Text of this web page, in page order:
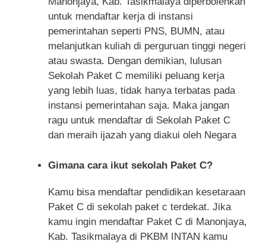
untuk mendaftar kerja di instansi
pemerintahan seperti PNS, BUMN, atau
melanjutkan kuliah di perguruan tinggi negeri
atau swasta. Dengan demikian, lulusan
Sekolah Paket C memiliki peluang kerja
yang lebih luas, tidak hanya terbatas pada
instansi pemerintahan saja. Maka jangan
ragu untuk mendaftar di Sekolah Paket C
dan meraih ijazah yang diakui oleh Negara
Gimana cara ikut sekolah Paket C?
Kamu bisa mendaftar pendidikan kesetaraan
Paket C di sekolah paket c terdekat. Jika
kamu ingin mendaftar Paket C di Manonjaya,
Kab. Tasikmalaya di PKBM INTAN kamu